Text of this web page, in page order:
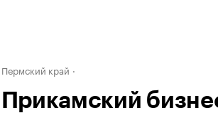
Пермский край
Прикамский